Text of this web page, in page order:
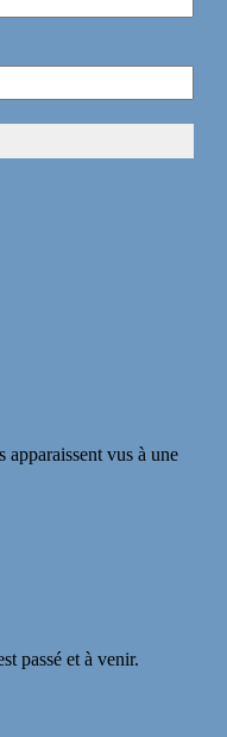
vus à une
passé et à venir.